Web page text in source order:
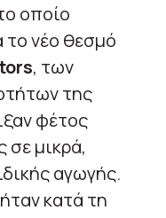
οποίο
το νέο θεσμό
, των
της
φέτος
σε μικρά,
αγωγής.
ήταν κατά τη